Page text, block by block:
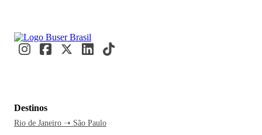
Destinos
Rio de Janeiro ➝ São Paulo